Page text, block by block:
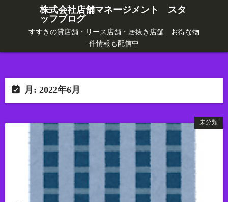
プ
株式会社店舗マネージメント スタ
ッフブログ
すすきの貸店舗・リース店舗・居抜き店舗 お得な物
件情報も配信中
月: 2022年6月
未分類